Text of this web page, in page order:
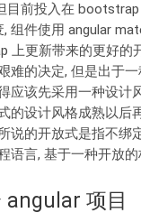
目前投入在
组件使用 angular
上更新带来的更好的
难的决定, 但是出于
应该先采用一种设计
的设计风格成熟以后
说的开放式是指不绑
语言, 基于一种开放的
angular 项目